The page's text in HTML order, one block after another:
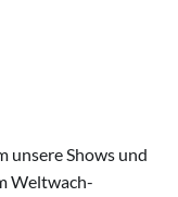
unsere Shows und
Weltwach-